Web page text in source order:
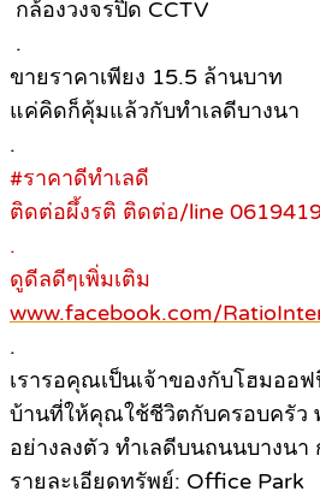
กล้องวงจรปิด CCTV
.
ขายราคาเพียง 15.5 ล้านบาท
แค่คิดก็คุ้มแล้วกับทำเลดีบางนา
.
#ราคาดีทำเลดี
ติดต่อผึ้งรติ ติดต่อ/line
.
ดูดีลดีๆเพิ่มเติม
www.facebook.com/
.
เรารอคุณเป็นเจ้าของกับโฮมออ
บ้านที่ให้คุณใช้ชีวิตกับครอบครัว
อย่างลงตัว ทำเลดีบนถนนบางนา
รายละเอียดทรัพย์: Office Park